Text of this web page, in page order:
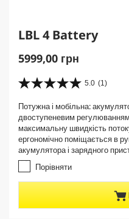
LBL 4 Battery
C
r
e
n
t
p
r
o
d
u
5999,00 грн
5.0 (1)
5
0
з
5
з
і
о
к
1
Потужна і мобільна:
двоступеневим
максимальну швидкість
ергономічно поміщається в
акумулятора і зарядного
Порівняти